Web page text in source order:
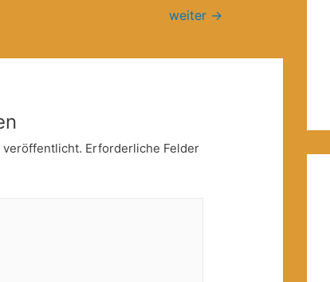
weiter →
veröffentlicht. Erforderliche Felder